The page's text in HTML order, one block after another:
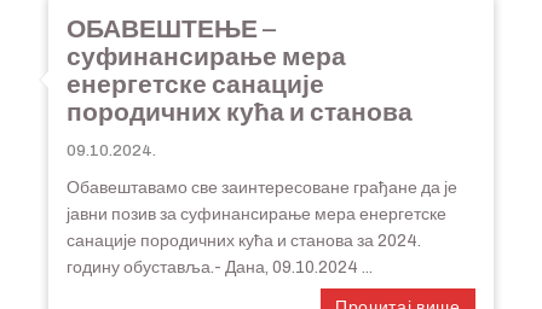
ОБАВЕШТЕЊЕ –
суфинансирање мера
енергетске санације
породичних кућа и станова
09.10.2024.
Обавештавамо све заинтересоване грађане да је
јавни позив за суфинансирање мера енергетске
санације породичних кућа и станова за 2024.
годину обуставља.- Дана, 09.10.2024 ...